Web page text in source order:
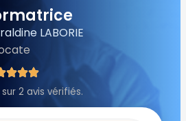
LABORIE
2 avis vérifiés.